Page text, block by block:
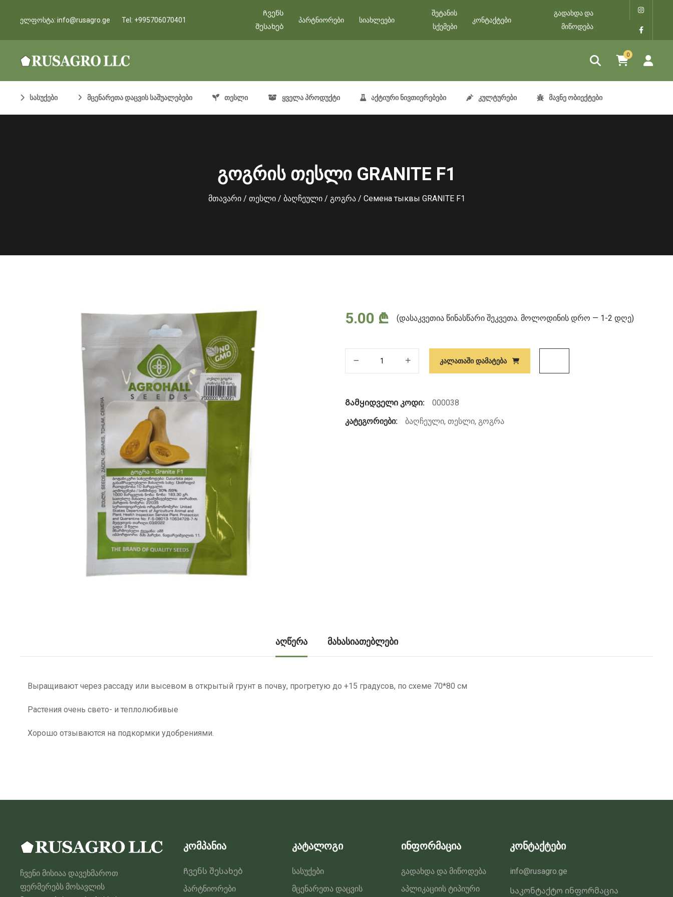
ელფოსტა: info@rusagro.ge Tel: +995706070401
Ჩვენს
შესახებ
პარტნიორები სიახლეები
შეტანის
სქემები
კონტაქტები
გადახდა და
მიწოდება
0
სასუქები მცენარეთა დაცვის საშუალებები თესლი ყველა პროდუქტი აქტიური ნივთიერებები კულტურები მავნე ობიექტები
გოგრის თესლი GRANITE F1
მთავარი/ თესლი/ ბაღჩეული/ გოგრა/ Семена тыквы GRANITE F1
5.00 ₾ (დასაკვეთია წინასწარი შეკვეთა. მოლოდინის დრო — 1-2 დღე)
ᲙᲐᲚᲐᲗᲐᲨᲘ ᲓᲐᲛᲐᲢᲔᲑᲐ
Გამყიდველი კოდი:
000038
კატეგორიები:
ბაღჩეული, თესლი, გოგრა
ᲐᲦᲬᲔᲠᲐ ᲛᲐᲮᲐᲡᲘᲐᲗᲔᲑᲚᲔᲑᲘ
Выращивают через рассаду или высевом в открытый грунт в почву, прогретую до +15 градусов, по схеме 70*80 см
Растения очень свето- и теплолюбивые
Хорошо отзываются на подкормки удобрениями.
ჩვენი მისიაა დავეხმაროთ
ფერმერებს მოსავლის
კომპანია
Ჩვენს შესახებ
პარტნიორები
კატალოგი
სასუქები
მცენარეთა დაცვის
ინფორმაცია
გადახდა და მიწოდება
აპლიკაციის ტიპიური
კონტაქტები
info@rusagro.ge
Საკონტაქტო ინფორმაცია